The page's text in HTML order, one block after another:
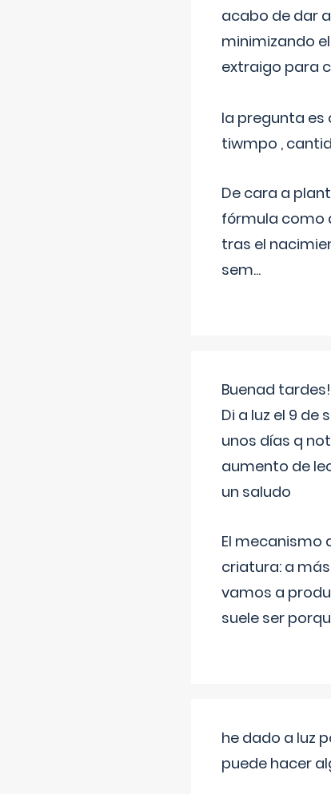
acabo de dar
minimizando
extraigo para
la pregunta es
tiwmpo ,
De cara a
fórmula como
tras el
sem...
Buenad tardes!
Di a luz el 9
unos días q
aumento de
un saludo
El mecanismo
criatura: a
vamos a
suele ser porqu
he dado a luz
puede hacer